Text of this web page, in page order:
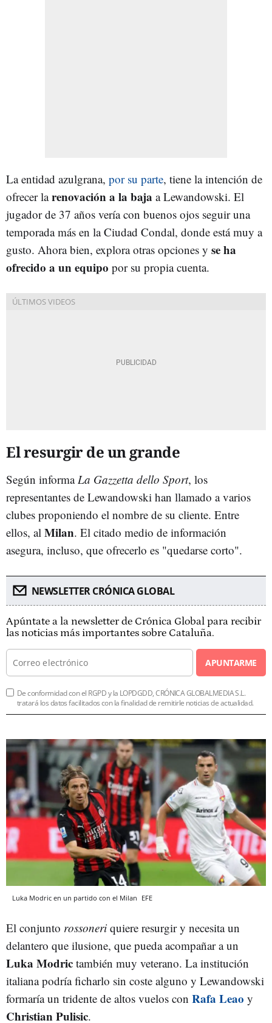
La entidad azulgrana, por su parte, tiene la intención de
ofrecer larenovación a la baja a Lewandowski. El
jugador de 37 años vería con buenos ojos seguir una
temporada más en la Ciudad Condal, donde está muy a
gusto. Ahora bien, explora otras opciones y se ha
ofrecido a un equipo por su propia cuenta.
El resurgir de un grande
Según informa La Gazzetta dello Sport, los
representantes de Lewandowski han llamado a varios
clubes proponiendo el nombre de su cliente. Entre
ellos, al Milan. El citado medio de información
asegura, incluso, que ofrecerlo es "quedarse corto".
NEWSLETTER CRÓNICA GLOBAL
Apúntate a la newsletter de Crónica Global para recibir
las noticias más importantes sobre Cataluña.
APUNTARME
De conformidad con el RGPD y la LOPDGDD, CRÓNICA GLOBALMEDIA S.L.
tratará los datos facilitados con la finalidad de remitirle noticias de actualidad.
Luka Modric en un partido con el Milan EFE
El conjunto rossoneri quiere resurgir y necesita un
delantero que ilusione, que pueda acompañar a un
Luka Modric también muy veterano. La institución
italiana podría ficharlo sin coste alguno y Lewandowski
formaría un tridente de altos vuelos con Rafa Leao y
Christian Pulisic.